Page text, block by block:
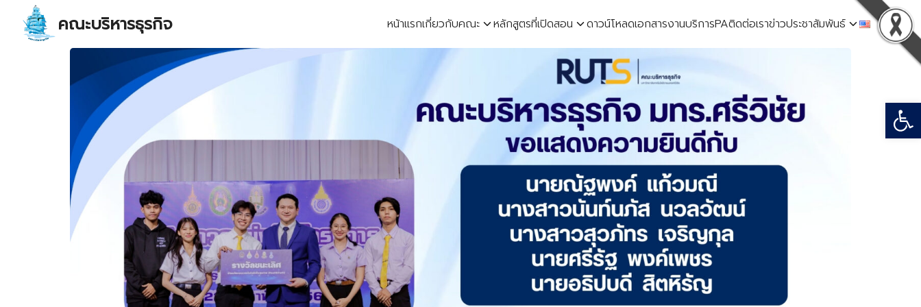
content
คณะบริหารธุรกิจ หน้าแรกเกี่ยวกับคณะ หลักสูตรที่เปิดสอน ดาวน์โหลดเอกสารงานบริการPAติดต่อเราข่าวประชาสัมพันธ์
Search